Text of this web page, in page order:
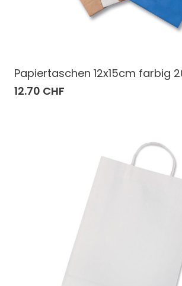
Papiertaschen 12x15cm farbig
12.70 CHF